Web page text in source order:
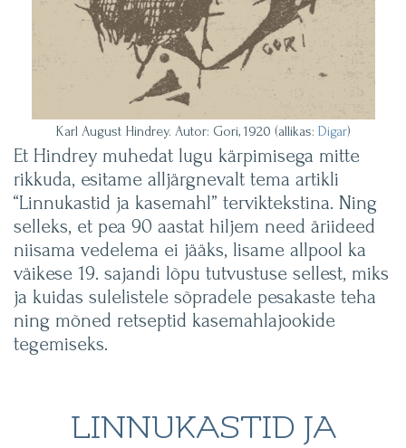
Karl August Hindrey. Autor: Gori, 1920 (allikas: Digar)
Et Hindrey muhedat lugu kärpimisega mitte
rikkuda, esitame alljärgnevalt tema artikli
“Linnukastid ja kasemahl” terviktekstina. Ning
selleks, et pea 90 aastat hiljem need äriideed
niisama vedelema ei jääks, lisame allpool ka
väikese 19. sajandi lõpu tutvustuse sellest, miks
ja kuidas sulelistele sõpradele pesakaste teha
ning mõned retseptid kasemahlajookide
tegemiseks.
LINNUKASTID JA